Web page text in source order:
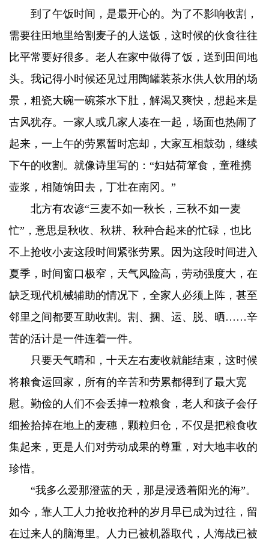
到了午饭时间，是最开心的。为了不影响收割，
需要往田地里给割麦子的人送饭，这时候的伙食往往
比平常要好很多。老人在家中做得了饭，送到田间地
头。我记得小时候还见过用陶罐装茶水供人饮用的场
景，粗瓷大碗一碗茶水下肚，解渴又爽快，想起来是
古风犹存。一家人或几家人凑在一起，场面也热闹了
起来，一上午的劳累暂时忘却，大家互相鼓劲，继续
下午的收割。就像诗里写的：“妇姑荷箪食，童稚携
壶浆，相随饷田去，丁壮在南冈。”
北方有农谚“三麦不如一秋长，三秋不如一麦
忙”，意思是秋收、秋耕、秋种合起来的忙碌，也比
不上抢收小麦这段时间紧张劳累。因为这段时间进入
夏季，时间窗口极窄，天气风险高，劳动强度大，在
缺乏现代机械辅助的情况下，全家人必须上阵，甚至
邻里之间都要互助收割。割、捆、运、脱、晒……辛
苦的活计是一件连着一件。
只要天气晴和，十天左右麦收就能结束，这时候
将粮食运回家，所有的辛苦和劳累都得到了最大宽
慰。勤俭的人们不会丢掉一粒粮食，老人和孩子会仔
细捡拾掉在地上的麦穗，颗粒归仓，不仅是把粮食收
集起来，更是人们对劳动成果的尊重，对大地丰收的
珍惜。
“我多么爱那澄蓝的天，那是浸透着阳光的海”。
如今，靠人工人力抢收抢种的岁月早已成为过往，留
在过来人的脑海里。人力已被机器取代，人海战已被